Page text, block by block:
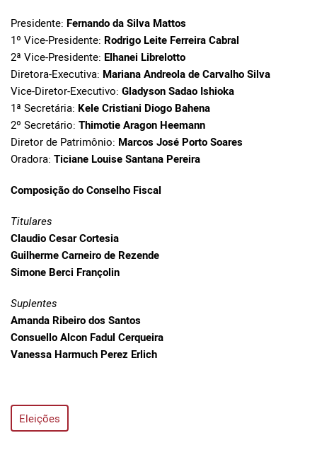
Presidente: Fernando da Silva Mattos
1º Vice-Presidente: Rodrigo Leite Ferreira Cabral
2ª Vice-Presidente: Elhanei Librelotto
Diretora-Executiva: Mariana Andreola de Carvalho Silva
Vice-Diretor-Executivo: Gladyson Sadao Ishioka
1ª Secretária: Kele Cristiani Diogo Bahena
2º Secretário: Thimotie Aragon Heemann
Diretor de Patrimônio: Marcos José Porto Soares
Oradora: Ticiane Louise Santana Pereira
Composição do Conselho Fiscal
Titulares
Claudio Cesar Cortesia
Guilherme Carneiro de Rezende
Simone Berci Françolin
Suplentes
Amanda Ribeiro dos Santos
Consuello Alcon Fadul Cerqueira
Vanessa Harmuch Perez Erlich
Eleições